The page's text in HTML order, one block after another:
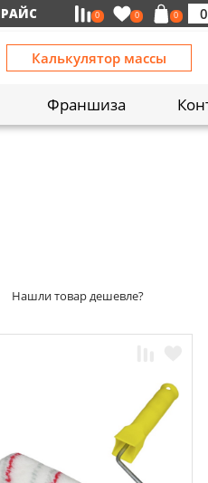
0 0 0 0
Калькулятор массы
Франшиза
Нашли товар дешевле?